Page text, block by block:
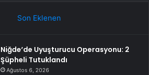
Son Eklenen
Niğde’de Uyuşturucu Operasyonu: 2
Şüpheli Tutuklandı
Ağustos 6, 2026